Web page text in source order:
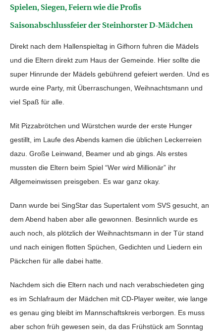
Spielen, Siegen, Feiern wie die Profis
Saisonabschlussfeier der Steinhorster D-Mädchen
Direkt nach dem Hallenspieltag in Gifhorn fuhren die Mädels
und die Eltern direkt zum Haus der Gemeinde. Hier sollte die
super Hinrunde der Mädels gebührend gefeiert werden. Und es
wurde eine Party, mit Überraschungen, Weihnachtsmann und
viel Spaß für alle.
Mit Pizzabrötchen und Würstchen wurde der erste Hunger
gestillt, im Laufe des Abends kamen die üblichen Leckerreien
dazu. Große Leinwand, Beamer und ab gings. Als erstes
mussten die Eltern beim Spiel “Wer wird Millionär” ihr
Allgemeinwissen preisgeben. Es war ganz okay.
Dann wurde bei SingStar das Supertalent vom SVS gesucht, an
dem Abend haben aber alle gewonnen. Besinnlich wurde es
auch noch, als plötzlich der Weihnachtsmann in der Tür stand
und nach einigen flotten Spüchen, Gedichten und Liedern ein
Päckchen für alle dabei hatte.
Nachdem sich die Eltern nach und nach verabschiedeten ging
es im Schlafraum der Mädchen mit CD-Player weiter, wie lange
es genau ging bleibt im Mannschaftskreis verborgen. Es muss
aber schon früh gewesen sein, da das Frühstück am Sonntag